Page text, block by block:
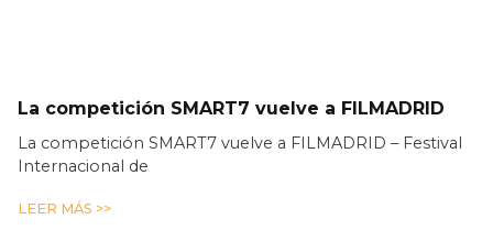
La competición SMART7 vuelve a FILMADRID
La competición SMART7 vuelve a FILMADRID – Festival
Internacional de
LEER MÁS >>